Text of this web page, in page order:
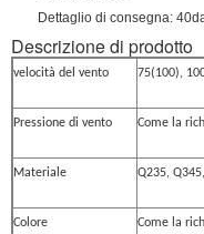
Dettaglio di consegna:
Descrizione di prodotto
velocità del vento 75(100),
Pressione di vento Come la
Materiale Q235,
Colore Come la